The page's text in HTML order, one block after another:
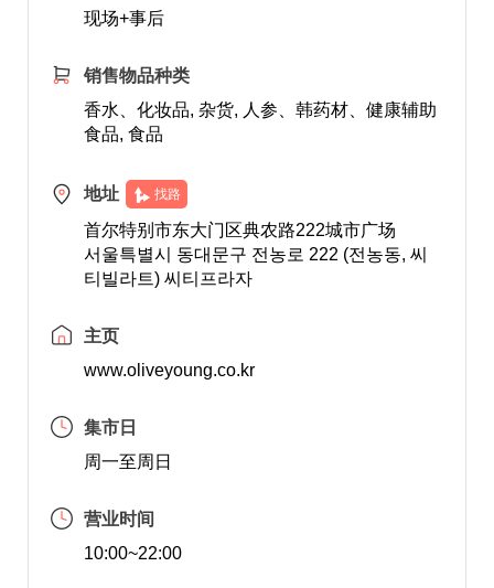
现场+事后
销售物品种类
香水、化妆品, 杂货, 人参、韩药材、健康辅助
食品, 食品
地址 找路
首尔特别市东大门区典农路222城市广场
서울특별시 동대문구 전농로 222 (전농동, 씨
티빌라트) 씨티프라자
主页
www.oliveyoung.co.kr
集市日
周一至周日
营业时间
10:00~22:00